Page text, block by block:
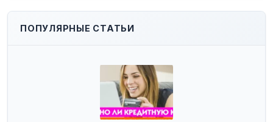
ПОПУЛЯРНЫЕ СТАТЬИ